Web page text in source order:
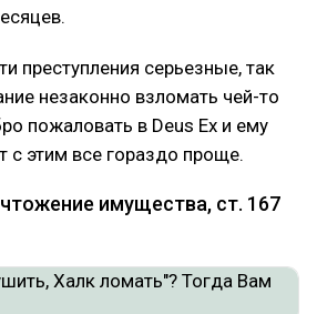
преступления серьезные, так
незаконно взломать чей-то
пожаловать в Deus Ex и ему
с этим все гораздо проще.
имущества, ст. 167